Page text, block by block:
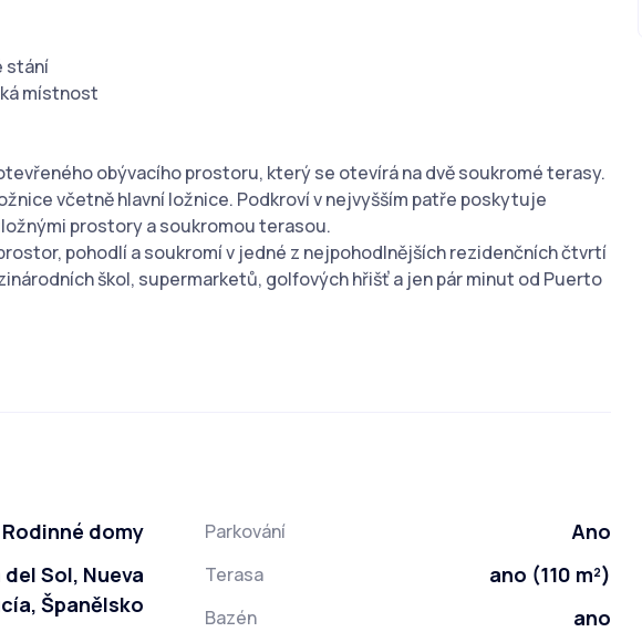
stání
místnost
obývacího prostoru, který se otevírá na dvě soukromé terasy.
včetně hlavní ložnice. Podkroví v nejvyšším patře poskytuje
prostory a soukromou terasou.
pohodlí a soukromí v jedné z nejpohodlnějších rezidenčních čtvrtí
škol, supermarketů, golfových hřišť a jen pár minut od Puerto
Rodinné domy
Sol, Nueva
Španělsko
Parkování Ano
Terasa ano (110 m²)
Bazén ano